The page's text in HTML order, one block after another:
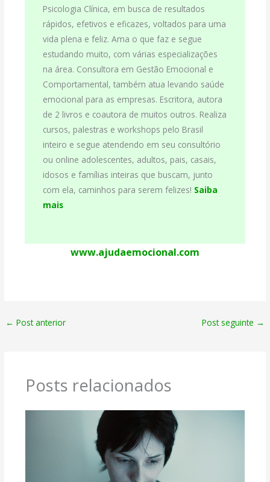
Psicologia Clínica, em busca de resultados
rápidos, efetivos e eficazes, voltados para uma
vida plena e feliz. Ama o que faz e segue
estudando muito, com várias especializações
na área. Consultora em Gestão Emocional e
Comportamental, também atua levando saúde
emocional para as empresas. Escritora, autora
de 2 livros e coautora de muitos outros. Realiza
cursos, palestras e workshops pelo Brasil
inteiro e segue atendendo em seu consultório
ou online adolescentes, adultos, pais, casais,
idosos e famílias inteiras que buscam, junto
com ela, caminhos para serem felizes! Saiba
mais
www.ajudaemocional.com
← Post anterior Post seguinte →
Posts relacionados